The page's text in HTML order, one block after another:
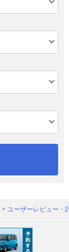
ユーザーレビュー・